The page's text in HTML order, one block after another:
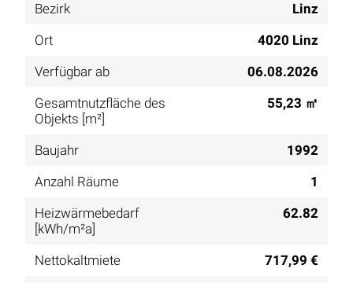
Bezirk
Linz
Ort
4020 Linz
Verfügbar ab
06.08.2026
Gesamtnutzfläche des
Objekts [m²]
55,23 ㎡
Baujahr
1992
Anzahl Räume
1
Heizwärmebedarf
[kWh/m²a]
62.82
Nettokaltmiete
717,99 €